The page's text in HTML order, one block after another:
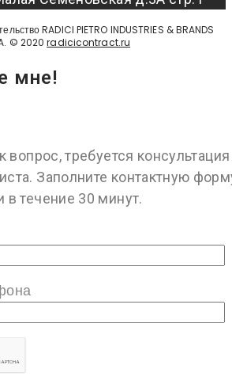
RADICI PIETRO INDUSTRIES & BRANDS
© 2020radicicontract.ru
мне!
вопрос, требуется
Заполните контактную
течение 30 минут.